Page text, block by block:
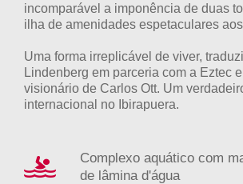
incomparável a imponência de duas
ilha de amenidades espetaculares
Uma forma irreplicável de viver,
Lindenberg em parceria com a Eztec
visionário de Carlos Ott. Um
internacional no Ibirapuera.
Complexo aquático com
de lâmina d'água